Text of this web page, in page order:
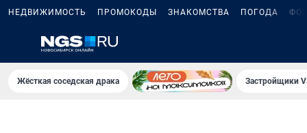
НЕДВИЖИМОСТЬ ПРОМОКОДЫ ЗНАКОМСТВА ПОГОДА
Жёсткая соседская драка Застройщики